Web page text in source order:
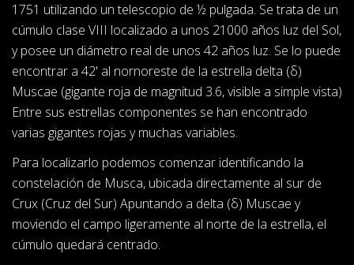
1751 utilizando un telescopio de ½ pulgada. Se trata de un
cúmulo clase VIII localizado a unos 21000 años luz del Sol,
y posee un diámetro real de unos 42 años luz. Se lo puede
encontrar a 42' al nornoreste de la estrella delta (δ)
Muscae (gigante roja de magnitud 3.6, visible a simple vista)
Entre sus estrellas componentes se han encontrado
varias gigantes rojas y muchas variables.
Para localizarlo podemos comenzar identificando la
constelación de Musca, ubicada directamente al sur de
Crux (Cruz del Sur) Apuntando a delta (δ) Muscae y
moviendo el campo ligeramente al norte de la estrella, el
cúmulo quedará centrado.